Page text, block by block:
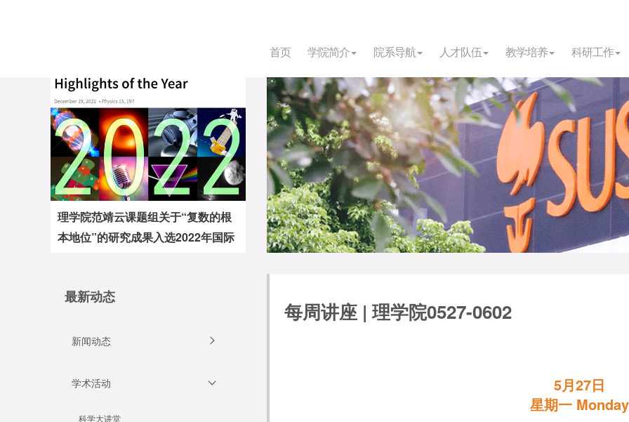
首页 学院简介 院系导航 人才队伍 教学培养 科研工作
理学院范靖云课题组关于“复数的根
本地位”的研究成果入选2022年国际
最新动态
新闻动态
学术活动
科学大讲堂
每周讲座 | 理学院0527-0602
5月27日
星期一 Monday